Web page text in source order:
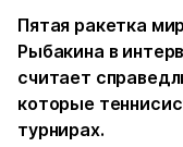
Пятая ракетка
Рыбакина в
считает
которые
турнирах.